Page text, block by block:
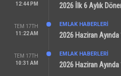
12:44 PM
2026 İlk 6 Aylık
TEM 17TH
11:22 AM
EMLAK HABERLERI
2026 Haziran Ayında
TEM 17TH
10:31 AM
EMLAK HABERLERI
2026 Haziran